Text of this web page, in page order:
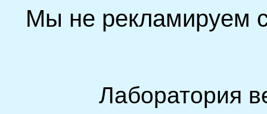
Мы не
Лаборатория